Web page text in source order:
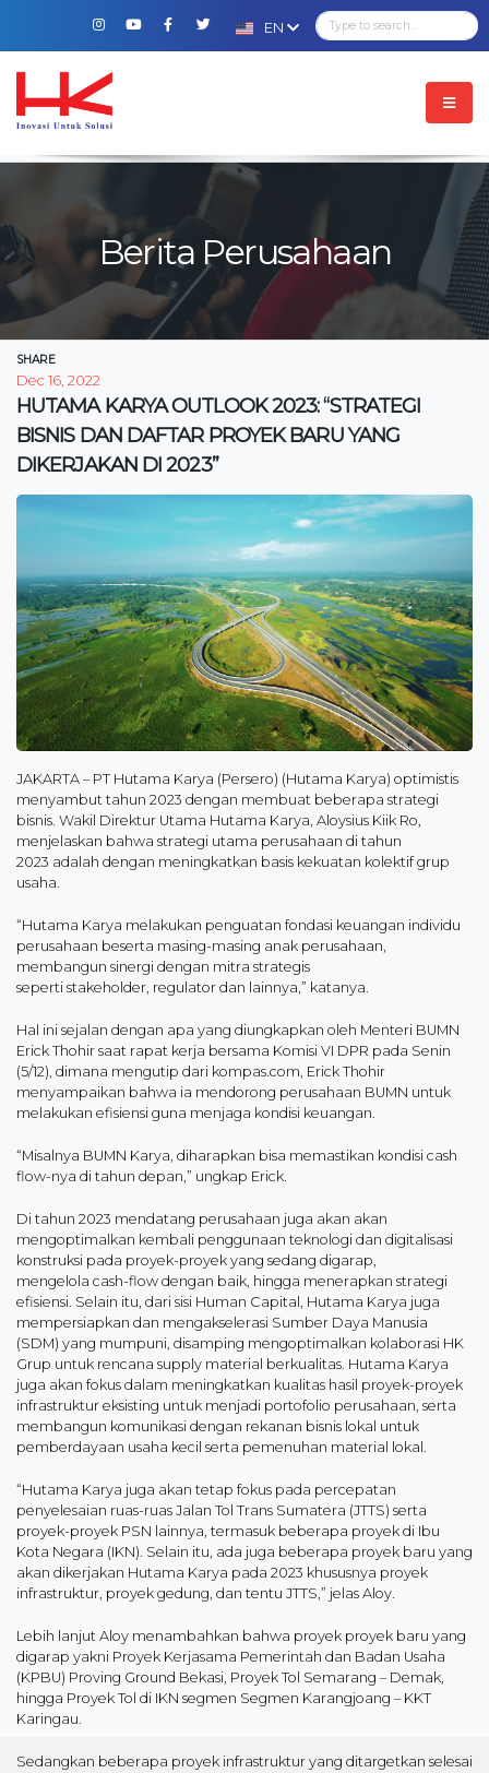
EN
Berita Perusahaan
SHARE
Dec 16, 2022
HUTAMA KARYA OUTLOOK 2023: “STRATEGI
BISNIS DAN DAFTAR PROYEK BARU YANG
DIKERJAKAN DI 2023”
JAKARTA – PT Hutama Karya (Persero) (Hutama Karya) optimistis
menyambut tahun 2023 dengan membuat beberapa strategi
bisnis. Wakil Direktur Utama Hutama Karya, Aloysius Kiik Ro,
menjelaskan bahwa strategi utama perusahaan di tahun
2023 adalah dengan meningkatkan basis kekuatan kolektif grup
usaha.
“Hutama Karya melakukan penguatan fondasi keuangan individu
perusahaan beserta masing-masing anak perusahaan,
membangun sinergi dengan mitra strategis
seperti stakeholder, regulator dan lainnya,” katanya.
Hal ini sejalan dengan apa yang diungkapkan oleh Menteri BUMN
Erick Thohir saat rapat kerja bersama Komisi VI DPR pada Senin
(5/12), dimana mengutip dari kompas.com, Erick Thohir
menyampaikan bahwa ia mendorong perusahaan BUMN untuk
melakukan efisiensi guna menjaga kondisi keuangan.
“Misalnya BUMN Karya, diharapkan bisa memastikan kondisi cash
flow-nya di tahun depan,” ungkap Erick.
Di tahun 2023 mendatang perusahaan juga akan akan
mengoptimalkan kembali penggunaan teknologi dan digitalisasi
konstruksi pada proyek-proyek yang sedang digarap,
mengelola cash-flow dengan baik, hingga menerapkan strategi
efisiensi. Selain itu, dari sisi Human Capital, Hutama Karya juga
mempersiapkan dan mengakselerasi Sumber Daya Manusia
(SDM) yang mumpuni, disamping mengoptimalkan kolaborasi HK
Grup untuk rencana supply material berkualitas. Hutama Karya
juga akan fokus dalam meningkatkan kualitas hasil proyek-proyek
infrastruktur eksisting untuk menjadi portofolio perusahaan, serta
membangun komunikasi dengan rekanan bisnis lokal untuk
pemberdayaan usaha kecil serta pemenuhan material lokal.
“Hutama Karya juga akan tetap fokus pada percepatan
penyelesaian ruas-ruas Jalan Tol Trans Sumatera (JTTS) serta
proyek-proyek PSN lainnya, termasuk beberapa proyek di Ibu
Kota Negara (IKN). Selain itu, ada juga beberapa proyek baru yang
akan dikerjakan Hutama Karya pada 2023 khususnya proyek
infrastruktur, proyek gedung, dan tentu JTTS,” jelas Aloy.
Lebih lanjut Aloy menambahkan bahwa proyek proyek baru yang
digarap yakni Proyek Kerjasama Pemerintah dan Badan Usaha
(KPBU) Proving Ground Bekasi, Proyek Tol Semarang – Demak,
hingga Proyek Tol di IKN segmen Segmen Karangjoang – KKT
Karingau.
Sedangkan beberapa proyek infrastruktur yang ditargetkan selesai